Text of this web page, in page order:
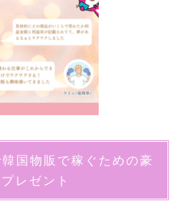
国物販で稼ぐための豪
レゼント